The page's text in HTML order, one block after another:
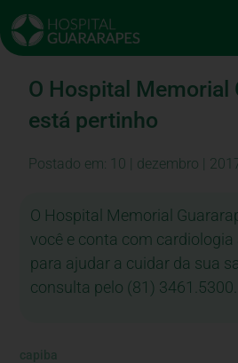
O Hospital Memorial
está pertinho
Postado em: 10 | dezembro |
O Hospital Memorial
você e conta com
para ajudar a cuidar da sua
consulta pelo (81) 3461.5300.
capiba